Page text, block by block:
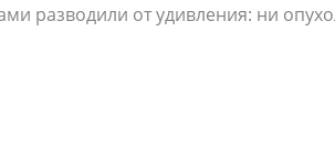
разводили от удивления: ни